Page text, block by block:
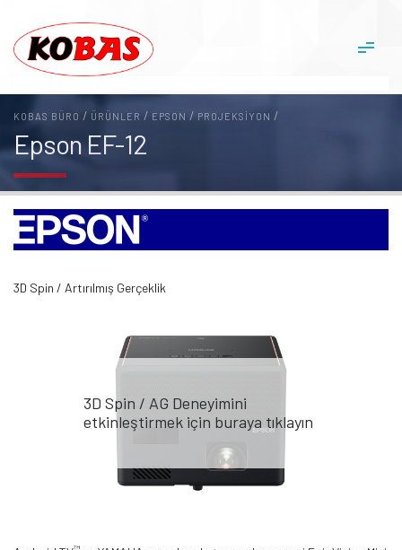
KOBAS BÜRO / ÜRÜNLER / EPSON / PROJEKSIYON /
Epson EF-12
3D Spin / Artırılmış Gerçeklik
3D Spin / AG Deneyimini
etkinleştirmek için buraya tıklayın